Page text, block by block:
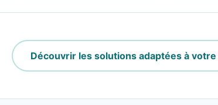
Découvrir les solutions adaptées à